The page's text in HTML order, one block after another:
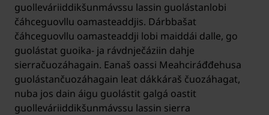
guolleváriiddikšunmávssu lassin guolástanlobi
čáhceguovllu oamasteaddjis. Dárbbašat
čáhceguovllu oamasteaddji lobi maiddái dalle, go
guolástat guoika- ja rávdnječáziin dahje
sierračuozáhagain. Eanaš oassi Meahciráđđehusa
guolástančuozáhagain leat dákkáraš čuozáhagat,
nuba jos dain áigu guolástit galgá oastit
guolleváriiddikšunmávssu lassin sierra